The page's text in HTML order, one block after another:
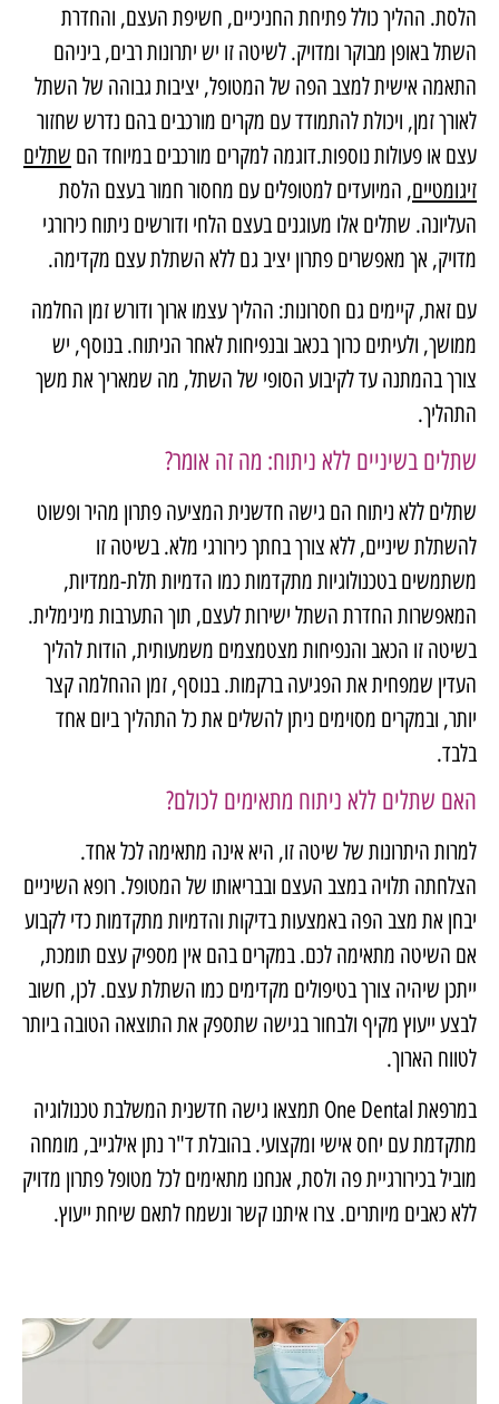
הלסת. ההליך כולל פתיחת החניכיים, חשיפת העצם, והחדרת
השתל באופן מבוקר ומדויק. לשיטה זו יש יתרונות רבים, ביניהם
התאמה אישית למצב הפה של המטופל, יציבות גבוהה של השתל
לאורך זמן, ויכולת להתמודד עם מקרים מורכבים בהם נדרש שחזור
עצם או פעולות נוספות.דוגמה למקרים מורכבים במיוחד הם שתלים
זיגומטיים, המיועדים למטופלים עם מחסור חמור בעצם הלסת
העליונה. שתלים אלו מעוגנים בעצם הלחי ודורשים ניתוח כירורגי
מדויק, אך מאפשרים פתרון יציב גם ללא השתלת עצם מקדימה.
עם זאת, קיימים גם חסרונות: ההליך עצמו ארוך ודורש זמן החלמה
ממושך, ולעיתים כרוך בכאב ובנפיחות לאחר הניתוח. בנוסף, יש
צורך בהמתנה עד לקיבוע הסופי של השתל, מה שמאריך את משך
התהליך.
שתלים בשיניים ללא ניתוח: מה זה אומר?
שתלים ללא ניתוח הם גישה חדשנית המציעה פתרון מהיר ופשוט
להשתלת שיניים, ללא צורך בחתך כירורגי מלא. בשיטה זו
משתמשים בטכנולוגיות מתקדמות כמו הדמיות תלת-ממדיות,
המאפשרות החדרת השתל ישירות לעצם, תוך התערבות מינימלית.
בשיטה זו הכאב והנפיחות מצטמצמים משמעותית, הודות להליך
העדין שמפחית את הפגיעה ברקמות. בנוסף, זמן ההחלמה קצר
יותר, ובמקרים מסוימים ניתן להשלים את כל התהליך ביום אחד
בלבד.
האם שתלים ללא ניתוח מתאימים לכולם?
למרות היתרונות של שיטה זו, היא אינה מתאימה לכל אחד.
הצלחתה תלויה במצב העצם ובבריאותו של המטופל. רופא השיניים
יבחן את מצב הפה באמצעות בדיקות והדמיות מתקדמות כדי לקבוע
אם השיטה מתאימה לכם. במקרים בהם אין מספיק עצם תומכת,
ייתכן שיהיה צורך בטיפולים מקדימים כמו השתלת עצם. לכן, חשוב
לבצע ייעוץ מקיף ולבחור בגישה שתספק את התוצאה הטובה ביותר
לטווח הארוך.
במרפאת One Dental תמצאו גישה חדשנית המשלבת טכנולוגיה
מתקדמת עם יחס אישי ומקצועי. בהובלת ד"ר נתן אילגייב, מומחה
מוביל בכירורגיית פה ולסת, אנחנו מתאימים לכל מטופל פתרון מדויק
ללא כאבים מיותרים. צרו איתנו קשר ונשמח לתאם שיחת ייעוץ.